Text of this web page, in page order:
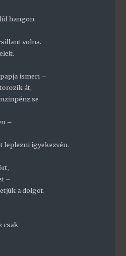
hangon.
volna.
ismeri –
át,
se
–
leplezni igyekezvén.
–
a dolgot.
csak